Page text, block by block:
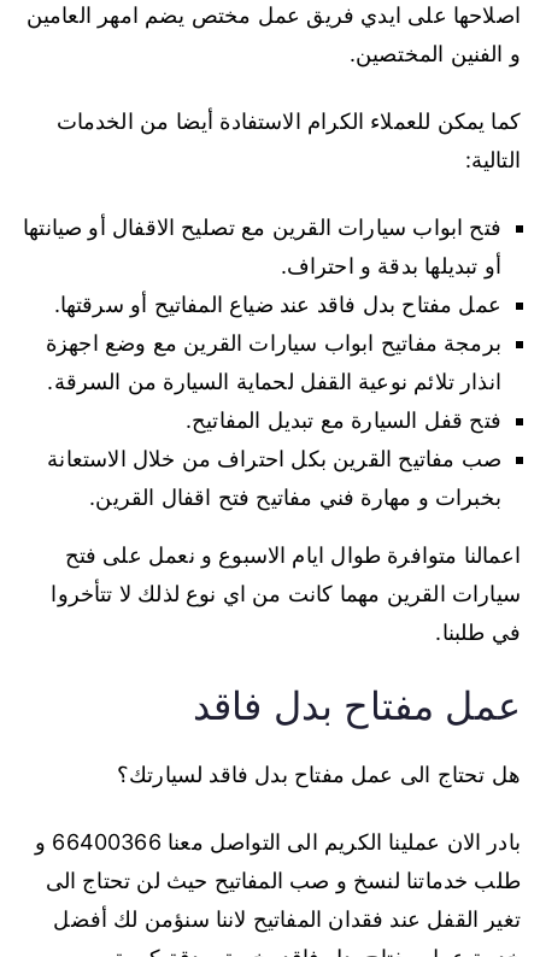
اصلاحها على ايدي فريق عمل مختص يضم امهر العامين
و الفنين المختصين.
كما يمكن للعملاء الكرام الاستفادة أيضا من الخدمات
التالية:
فتح ابواب سيارات القرين مع تصليح الاقفال أو صيانتها
أو تبديلها بدقة و احتراف.
عمل مفتاح بدل فاقد عند ضياع المفاتيح أو سرقتها.
برمجة مفاتيح ابواب سيارات القرين مع وضع اجهزة
انذار تلائم نوعية القفل لحماية السيارة من السرقة.
فتح قفل السيارة مع تبديل المفاتيح.
صب مفاتيح القرين بكل احتراف من خلال الاستعانة
بخبرات و مهارة فني مفاتيح فتح اقفال القرين.
اعمالنا متوافرة طوال ايام الاسبوع و نعمل على فتح
سيارات القرين مهما كانت من اي نوع لذلك لا تتأخروا
في طلبنا.
عمل مفتاح بدل فاقد
هل تحتاج الى عمل مفتاح بدل فاقد لسيارتك؟
بادر الان عملينا الكريم الى التواصل معنا 66400366 و
طلب خدماتنا لنسخ و صب المفاتيح حيث لن تحتاج الى
تغير القفل عند فقدان المفاتيح لاننا سنؤمن لك أفضل